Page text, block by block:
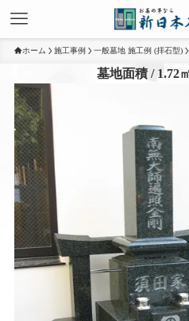
ホーム 施工事例 一般墓地 施工例 (拝石型)
墓地面積 / 1.72